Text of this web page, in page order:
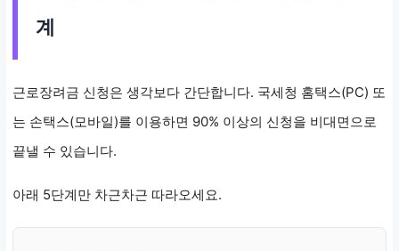
계
근로장려금 신청은 생각보다 간단합니다. 국세청 홈택스(PC) 또
는 손택스(모바일)를 이용하면 90% 이상의 신청을 비대면으로
끝낼 수 있습니다.
아래 5단계만 차근차근 따라오세요.